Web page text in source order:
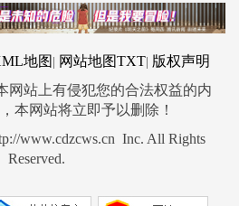
地图 网站地图TXT 版权声明
网站上有侵犯您的合法权益的内
本网站将立即予以删除！
www.cdzcws.cn Inc. All Rights
Reserved.